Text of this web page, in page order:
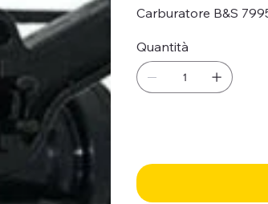
Carburatore B&S
Quantità